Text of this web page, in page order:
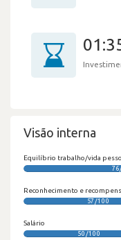
Visão interna
Equilíbrio trabalho/vida
Reconhecimento e
57/100
Salário
50/100